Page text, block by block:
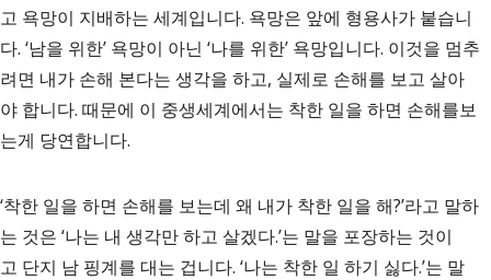
고 욕망이 지배하는 세계입니다. 욕망은 앞에 형용사가 붙습니
다. ‘남을 위한’ 욕망이 아닌 ‘나를 위한’ 욕망입니다. 이것을 멈추
려면 내가 손해 본다는 생각을 하고, 실제로 손해를 보고 살아
야 합니다. 때문에 이 중생세계에서는 착한 일을 하면 손해를보
는게 당연합니다.
‘착한 일을 하면 손해를 보는데 왜 내가 착한 일을 해?’라고 말하
는 것은 ‘나는 내 생각만 하고 살겠다.’는 말을 포장하는 것이
고 단지 남 핑계를 대는 겁니다. ‘나는 착한 일 하기 싫다.’는 말